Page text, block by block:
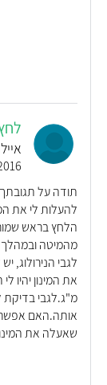
10:26
תודה על
הלחץ בראש
מהמיטה
לגבי
מ"ג.לגבי
אותה.האם אפשר
שאעלה את